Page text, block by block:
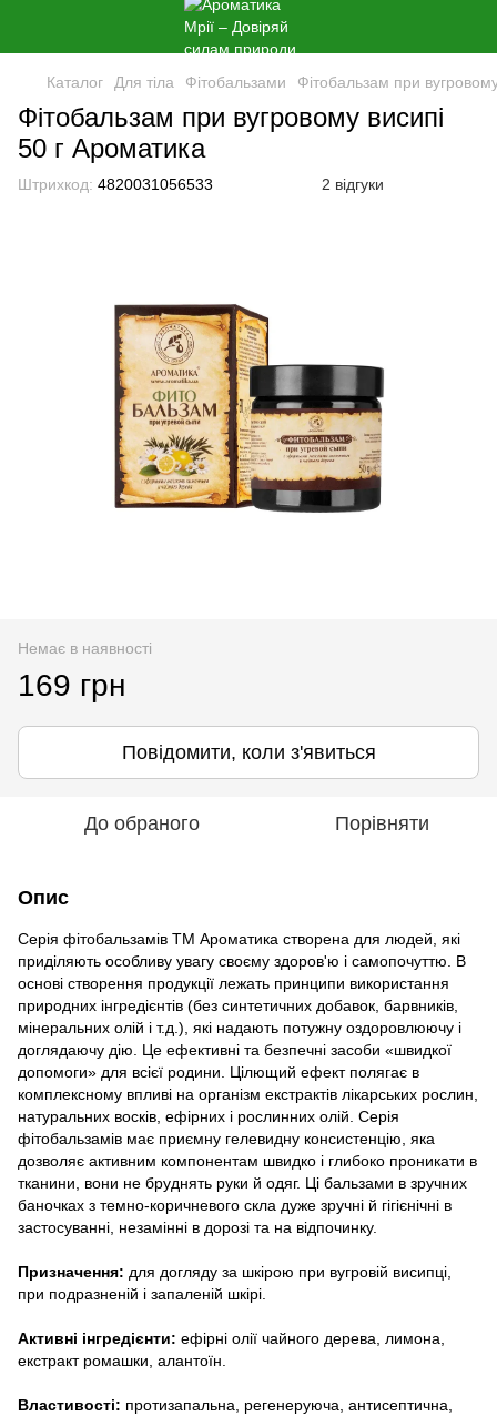
Каталог Для тіла Фітобальзами Фітобальзам при
Фітобальзам при вугровому висипі
50 г Ароматика
Штрихкод: 4820031056533 2 відгуки
Немає в наявності
169 грн
Повідомити, коли з'явиться
До обраного Порівняти
Опис
Серія фітобальзамів ТМ Ароматика створена для людей, які
приділяють особливу увагу своєму здоров'ю і самопочуттю. В
основі створення продукції лежать принципи використання
природних інгредієнтів (без синтетичних добавок, барвників,
мінеральних олій і т.д.), які надають потужну оздоровлюючу і
доглядаючу дію. Це ефективні та безпечні засоби «швидкої
допомоги» для всієї родини. Цілющий ефект полягає в
комплексному впливі на організм екстрактів лікарських рослин,
натуральних восків, ефірних і рослинних олій. Серія
фітобальзамів має приємну гелевидну консистенцію, яка
дозволяє активним компонентам швидко і глибоко проникати в
тканини, вони не бруднять руки й одяг. Ці бальзами в зручних
баночках з темно-коричневого скла дуже зручні й гігієнічні в
застосуванні, незамінні в дорозі та на відпочинку.
Призначення: для догляду за шкірою при вугровій висипці,
при подразненій і запаленій шкірі.
Активні інгредієнти: ефірні олії чайного дерева, лимона,
екстракт ромашки, алантоїн.
Властивості: протизапальна, регенеруюча, антисептична,